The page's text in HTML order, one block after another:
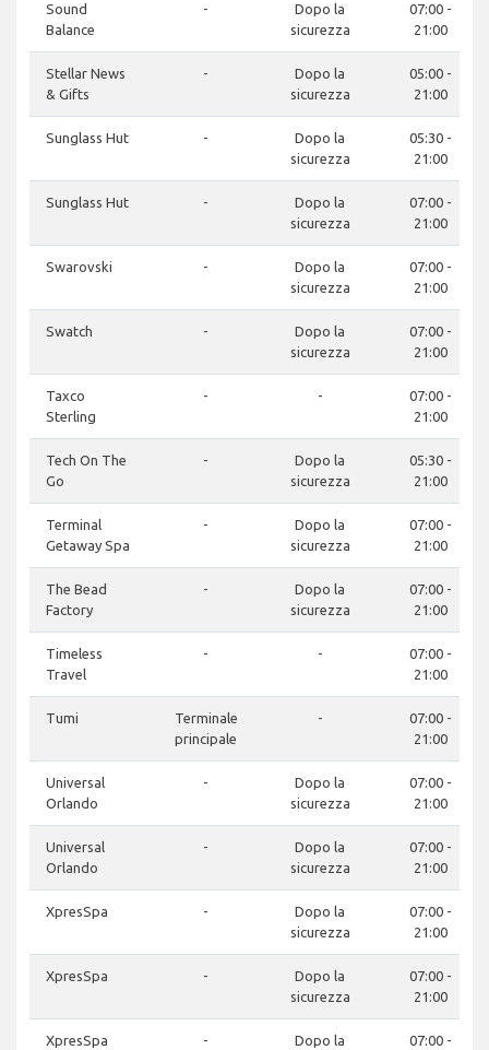
Sound
Balance
-
Dopo la
sicurezza
07:00 -
21:00
Stellar News
& Gifts
-
Dopo la
sicurezza
05:00 -
21:00
Sunglass Hut -
Dopo la
sicurezza
05:30 -
21:00
Sunglass Hut -
Dopo la
sicurezza
07:00 -
21:00
Swarovski -
Dopo la
sicurezza
07:00 -
21:00
Swatch -
Dopo la
sicurezza
07:00 -
21:00
Taxco
Sterling
- -
07:00 -
21:00
Tech On The
Go
-
Dopo la
sicurezza
05:30 -
21:00
Terminal
Getaway Spa
-
Dopo la
sicurezza
07:00 -
21:00
The Bead
Factory
-
Dopo la
sicurezza
07:00 -
21:00
Timeless
Travel
- -
07:00 -
21:00
Tumi
Terminale
principale
-
07:00 -
21:00
Universal
Orlando
-
Dopo la
sicurezza
07:00 -
21:00
Universal
Orlando
-
Dopo la
sicurezza
07:00 -
21:00
XpresSpa -
Dopo la
sicurezza
07:00 -
21:00
XpresSpa -
Dopo la
sicurezza
07:00 -
21:00
XpresSpa -
Dopo la
07:00 -